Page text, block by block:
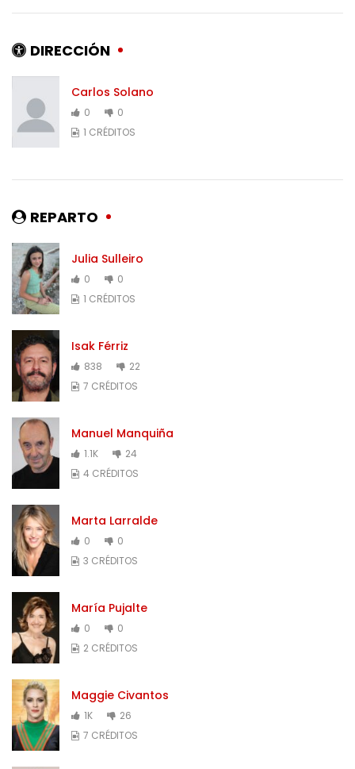
DIRECCIÓN
Carlos Solano
0
0
1 CRÉDITOS
REPARTO
Julia Sulleiro
0
0
1 CRÉDITOS
Isak Férriz
838
22
7 CRÉDITOS
Manuel Manquiña
1.1K
24
4 CRÉDITOS
Marta Larralde
0
0
3 CRÉDITOS
María Pujalte
0
0
2 CRÉDITOS
Maggie Civantos
1K
26
7 CRÉDITOS